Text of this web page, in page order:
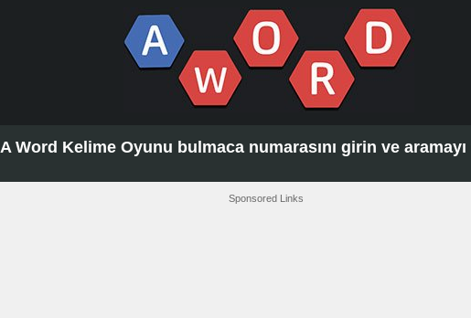
A Word Kelime Oyunu bulmaca numarasını girin ve aramayı
Sponsored Links